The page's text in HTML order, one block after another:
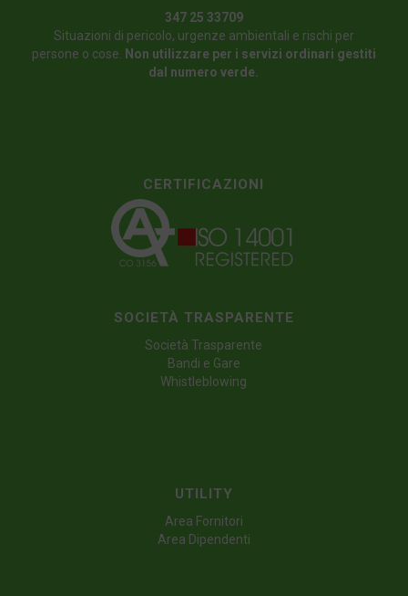
347 25 33709
Situazioni di pericolo, urgenze ambientali e rischi per
persone o cose. Non utilizzare per i servizi ordinari gestiti
dal numero verde.
CERTIFICAZIONI
SOCIETÀ TRASPARENTE
Società Trasparente
Bandi e Gare
Whistleblowing
UTILITY
Area Fornitori
Area Dipendenti